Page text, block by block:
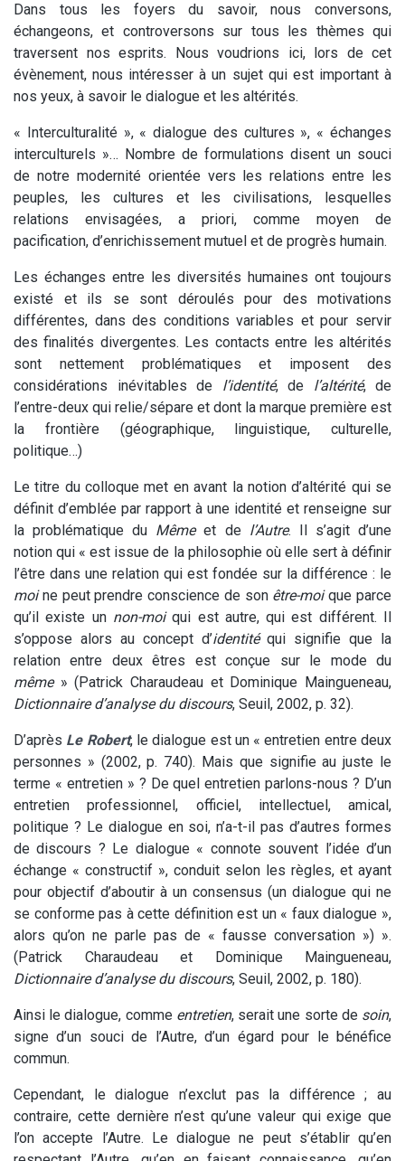
Dans tous les foyers du savoir, nous conversons,
échangeons, et controversons sur tous les thèmes qui
traversent nos esprits. Nous voudrions ici, lors de cet
évènement, nous intéresser à un sujet qui est important à
nos yeux, à savoir le dialogue et les altérités.
« Interculturalité », « dialogue des cultures », « échanges
interculturels »… Nombre de formulations disent un souci
de notre modernité orientée vers les relations entre les
peuples, les cultures et les civilisations, lesquelles
relations envisagées, a priori, comme moyen de
pacification, d’enrichissement mutuel et de progrès humain.
Les échanges entre les diversités humaines ont toujours
existé et ils se sont déroulés pour des motivations
différentes, dans des conditions variables et pour servir
des finalités divergentes. Les contacts entre les altérités
sont nettement problématiques et imposent des
considérations inévitables de l’identité, de l’altérité, de
l’entre-deux qui relie/sépare et dont la marque première est
la frontière (géographique, linguistique, culturelle,
politique…)
Le titre du colloque met en avant la notion d’altérité qui se
définit d’emblée par rapport à une identité et renseigne sur
la problématique du Mêmeet de l’Autre. Il s’agit d’une
notion qui « est issue de la philosophie où elle sert à définir
l’être dans une relation qui est fondée sur la différence : le
moine peut prendre conscience de son être-moique parce
qu’il existe un non-moiqui est autre, qui est différent. Il
s’oppose alors au concept d’identitéqui signifie que la
relation entre deux êtres est conçue sur le mode du
même» (Patrick Charaudeau et Dominique Maingueneau,
Dictionnaire d’analyse du discours, Seuil, 2002, p. 32).
D’après Le Robert, le dialogue est un « entretien entre deux
personnes » (2002, p. 740). Mais que signifie au juste le
terme « entretien » ? De quel entretien parlons-nous ? D’un
entretien professionnel, officiel, intellectuel, amical,
politique ? Le dialogue en soi, n’a-t-il pas d’autres formes
de discours ? Le dialogue « connote souvent l’idée d’un
échange « constructif », conduit selon les règles, et ayant
pour objectif d’aboutir à un consensus (un dialogue qui ne
se conforme pas à cette définition est un « faux dialogue »,
alors qu’on ne parle pas de « fausse conversation ») ».
(Patrick Charaudeau et Dominique Maingueneau,
Dictionnaire d’analyse du discours, Seuil, 2002, p. 180).
Ainsi le dialogue, comme entretien, serait une sorte de soin,
signe d’un souci de l’Autre, d’un égard pour le bénéfice
commun.
Cependant, le dialogue n’exclut pas la différence ; au
contraire, cette dernière n’est qu’une valeur qui exige que
l’on accepte l’Autre. Le dialogue ne peut s’établir qu’en